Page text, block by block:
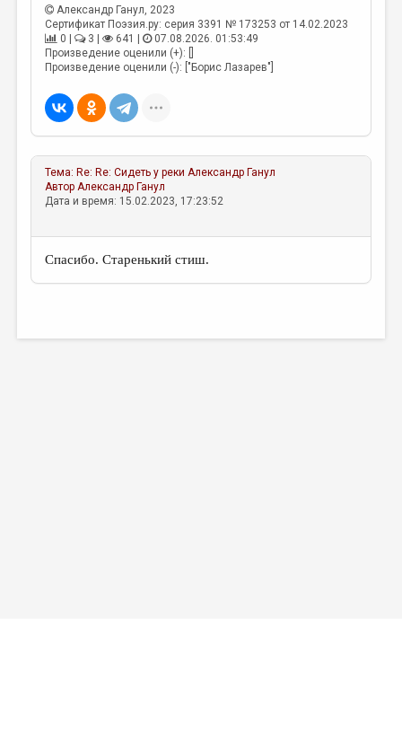
КУЛЬТУРОВЕДЕНИЕ
ПУБЛИЦИСТИКА
ЦИКЛЫ ПУБЛИКАЦИЙ
ТРЕДИАКОВСКИЙ
МЕДИА
Александр Ганул, 2023
Сертификат Поэзия.ру: серия 3391 № 173253 от 14.02.2023
0 |
3 | 641 |
07.08.2026. 01:53:49
Произведение оценили (+): []
Произведение оценили (-): ["Борис Лазарев"]
Тема: Re: Re: Сидеть у реки Александр Ганул
АвторАлександр Ганул
Дата и время: 15.02.2023, 17:23:52
Спасибо. Старенький стиш.